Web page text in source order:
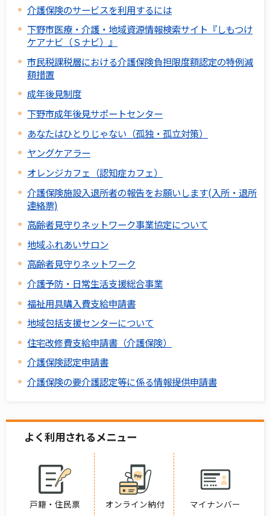
介護保険のサービスを利用するには
下野市医療・介護・地域資源情報検索サイト『しもつけ
ケアナビ（Ｓナビ）』
市民税課税層における介護保険負担限度額認定の特例減
額措置
成年後見制度
下野市成年後見サポートセンター
あなたはひとりじゃない（孤独・孤立対策）
ヤングケアラー
オレンジカフェ（認知症カフェ）
介護保険施設入退所者の報告をお願いします(入所・退所
連絡票)
高齢者見守りネットワーク事業協定について
地域ふれあいサロン
高齢者見守りネットワーク
介護予防・日常生活支援総合事業
福祉用具購入費支給申請書
地域包括支援センターについて
住宅改修費支給申請書（介護保険）
介護保険認定申請書
介護保険の要介護認定等に係る情報提供申請書
よく利用されるメニュー
戸籍・住民票 オンライン納付 マイナンバー